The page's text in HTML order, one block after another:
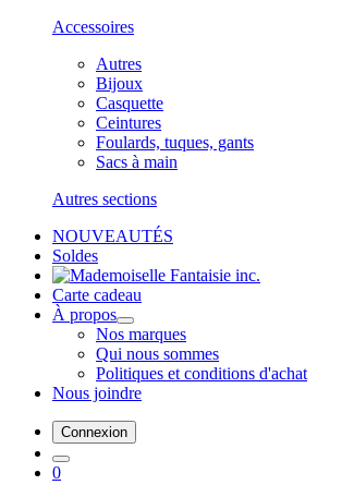
Accessoires
Autres
Bijoux
Casquette
Ceintures
Foulards, tuques, gants
Sacs à main
Autres sections
NOUVEAUTÉS
Soldes
Carte cadeau
À propos
Nos marques
Qui nous sommes
Politiques et conditions d'achat
Nous joindre
Connexion
0